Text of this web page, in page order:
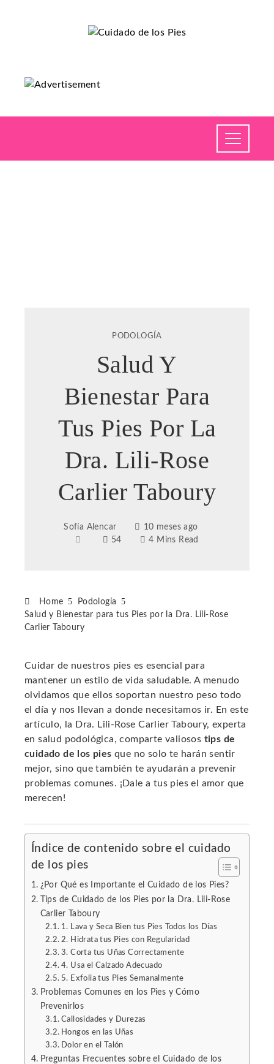
PODOLOGÍA
Salud Y
Bienestar Para
Tus Pies Por La
Dra. Lili-Rose
Carlier Taboury
Sofía Alencar
10 meses ago
54
4 Mins Read
Home
Podología
Salud y Bienestar para tus Pies por la Dra. Lili-Rose
Carlier Taboury
Cuidar de nuestros pies es esencial para
mantener un estilo de vida saludable. A menudo
olvidamos que ellos soportan nuestro peso todo
el día y nos llevan a donde necesitamos ir. En este
artículo, la Dra. Lili-Rose Carlier Taboury, experta
en salud podológica, comparte valiosos tips de
cuidado de los pies que no solo te harán sentir
mejor, sino que también te ayudarán a prevenir
problemas comunes. ¡Dale a tus pies el amor que
merecen!
Índice de contenido sobre el cuidado
de los pies
¿Por Qué es Importante el Cuidado de los Pies?
Tips de Cuidado de los Pies por la Dra. Lili-Rose
Carlier Taboury
1. Lava y Seca Bien tus Pies Todos los Días
2. Hidrata tus Pies con Regularidad
3. Corta tus Uñas Correctamente
4. Usa el Calzado Adecuado
5. Exfolia tus Pies Semanalmente
Problemas Comunes en los Pies y Cómo
Prevenirlos
Callosidades y Durezas
Hongos en las Uñas
Dolor en el Talón
Preguntas Frecuentes sobre el Cuidado de los